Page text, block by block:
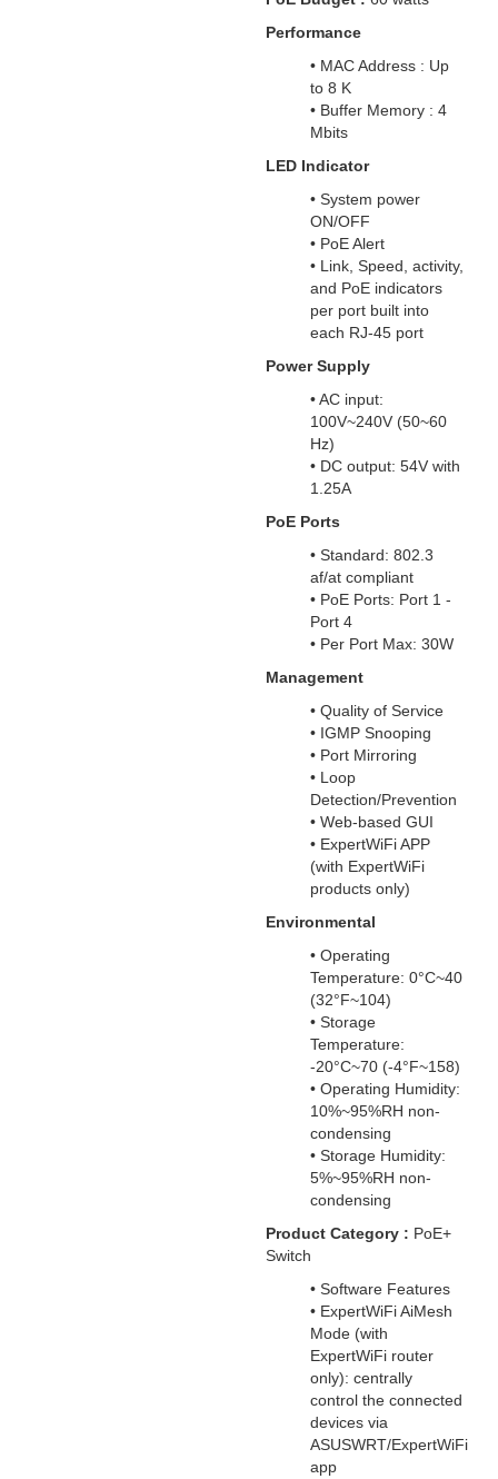
Performance
• MAC Address : Up
to 8 K
• Buffer Memory : 4
Mbits
LED Indicator
• System power
ON/OFF
• PoE Alert
• Link, Speed, activity,
and PoE indicators
per port built into
each RJ-45 port
Power Supply
• AC input:
100V~240V (50~60
Hz)
• DC output: 54V with
1.25A
PoE Ports
• Standard: 802.3
af/at compliant
• PoE Ports: Port 1 -
Port 4
• Per Port Max: 30W
Management
• Quality of Service
• IGMP Snooping
• Port Mirroring
• Loop
Detection/Prevention
• Web-based GUI
• ExpertWiFi APP
(with ExpertWiFi
products only)
Environmental
• Operating
Temperature: 0°C~40
(32°F~104)
• Storage
Temperature:
-20°C~70 (-4°F~158)
• Operating Humidity:
10%~95%RH non-
condensing
• Storage Humidity:
5%~95%RH non-
condensing
Product Category : PoE+
Switch
• Software Features
• ExpertWiFi AiMesh
Mode (with
ExpertWiFi router
only): centrally
control the connected
devices via
ASUSWRT/ExpertWiFi
app